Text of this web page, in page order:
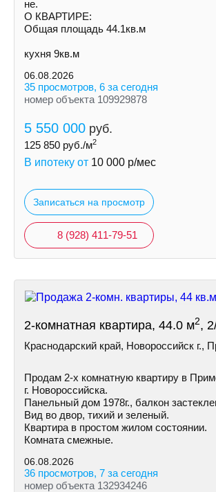
не.
О КВАРТИРЕ:
Общая площадь 44.1кв.м
кухня 9кв.м
06.08.2026
35 просмотров, 6 за сегодня
номер объекта 109929878
5 550 000 руб.
125 850 руб./м2
В ипотеку от 10 000 р/мес
Записаться на просмотр
8 (928) 411-79-51
2-комнатная квартира, 44.0 м2,
Краснодарский край, Новороссийск г.,
Продам 2-х комнатную квартиру в
г. Новороссийска.
Панельный дом 1978г., балкон
Вид во двор, тихий и зеленый.
Квартира в простом жилом состоянии.
Комната смежные.
06.08.2026
36 просмотров, 7 за сегодня
номер объекта 132934246